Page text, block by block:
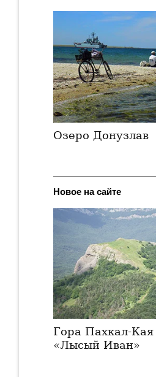
Озеро Донузлав
Новое на сайте
Гора Пахкал-Кая
«Лысый Иван»